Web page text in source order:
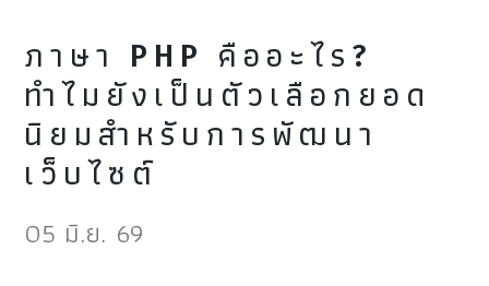
ภาษา PHP คืออะไร?
ทำไมยังเป็นตัวเลือกยอด
นิยมสำหรับการพัฒนา
เว็บไซต์
05 มิ.ย. 69